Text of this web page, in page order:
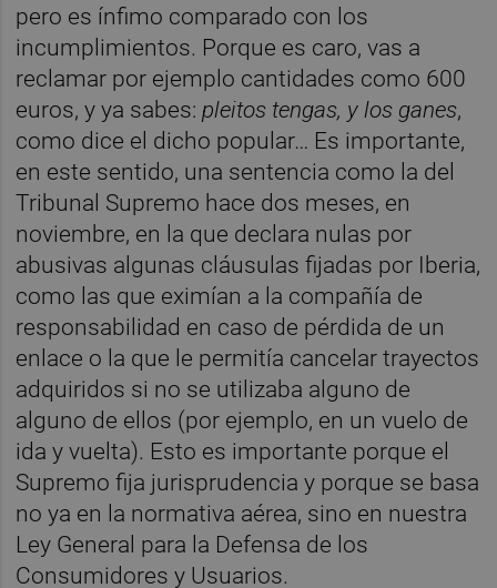
pero es ínfimo comparado con los
incumplimientos. Porque es caro, vas a
reclamar por ejemplo cantidades como 600
euros, y ya sabes:pleitos tengas, y los ganes,
como dice el dicho popular… Es importante,
en este sentido, una sentencia como la del
Tribunal Supremo hace dos meses, en
noviembre, en la que declara nulas por
abusivas algunas cláusulas fijadas por Iberia,
como las que eximían a la compañía de
responsabilidad en caso de pérdida de un
enlace o la que le permitía cancelar trayectos
adquiridos si no se utilizaba alguno de
alguno de ellos (por ejemplo, en un vuelo de
ida y vuelta). Esto es importante porque el
Supremo fija jurisprudencia y porque se basa
no ya en la normativa aérea, sino en nuestra
Ley General para la Defensa de los
Consumidores y Usuarios.